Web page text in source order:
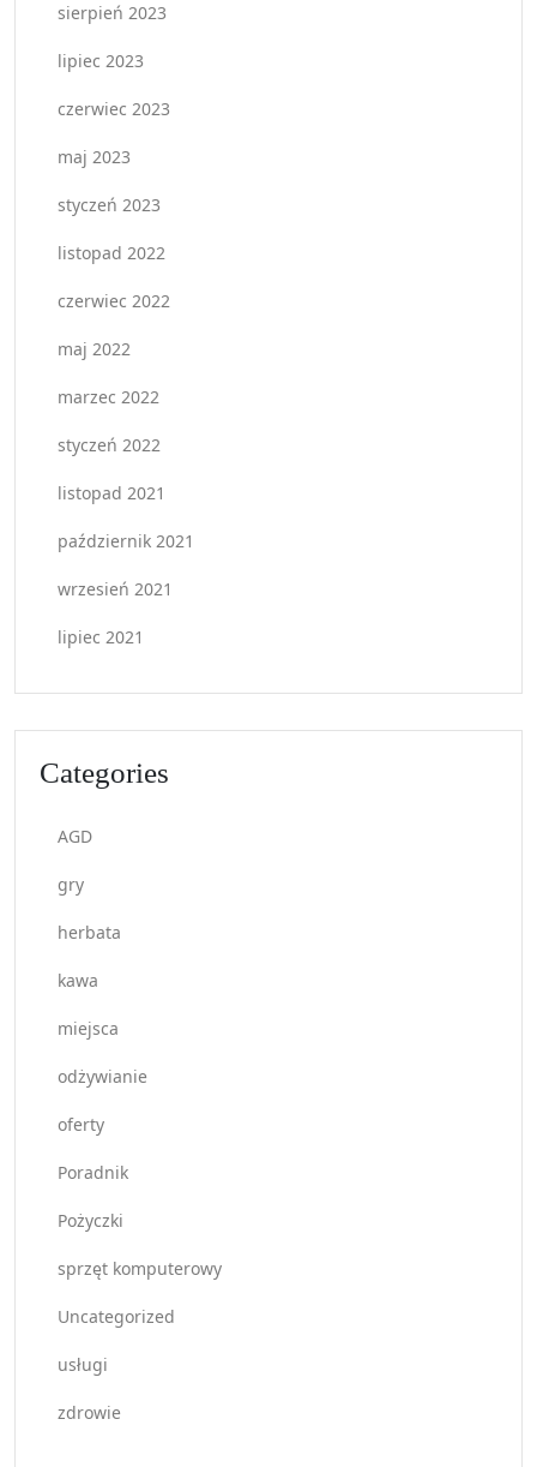
sierpień 2023
lipiec 2023
czerwiec 2023
maj 2023
styczeń 2023
listopad 2022
czerwiec 2022
maj 2022
marzec 2022
styczeń 2022
listopad 2021
październik 2021
wrzesień 2021
lipiec 2021
Categories
AGD
gry
herbata
kawa
miejsca
odżywianie
oferty
Poradnik
Pożyczki
sprzęt komputerowy
Uncategorized
usługi
zdrowie